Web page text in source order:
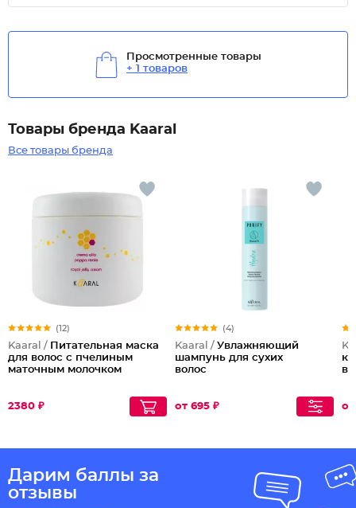
Просмотренные товары
+ 1 товаров
Товары бренда Kaaral
Все товары бренда
(12)
Kaaral / Питательная маска
для волос с пчелиным
маточным молочком
2380 ₽
(4)
Kaaral / Увлажняющий
шампунь для сухих
волос
от 695 ₽ от
Дарим баллы за
отзывы